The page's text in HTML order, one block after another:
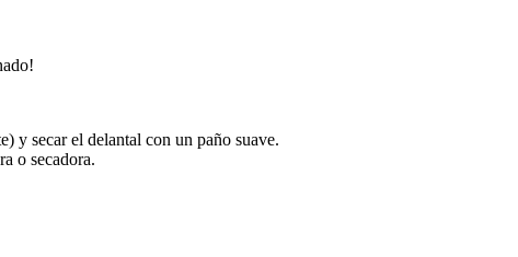
y secar el delantal con un paño suave.
o secadora.